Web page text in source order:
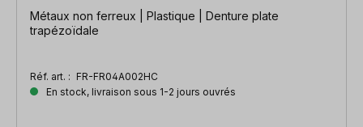
Métaux non ferreux | Plastique | Denture plate
trapézoïdale
Réf. art. : FR-FR04A002HC
En stock, livraison sous 1-2 jours ouvrés